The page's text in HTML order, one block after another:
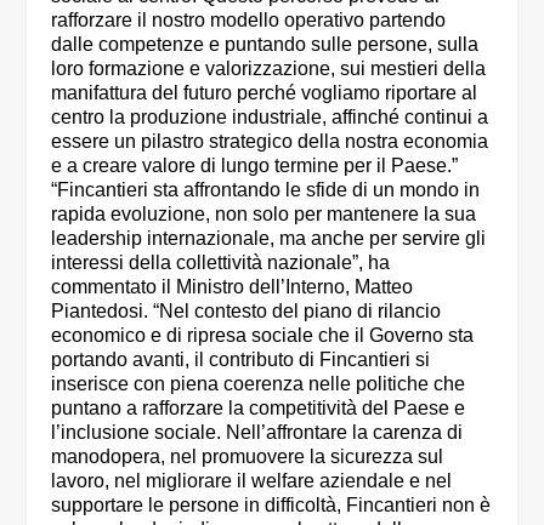
rafforzare il nostro modello operativo partendo
dalle competenze e puntando sulle persone, sulla
loro formazione e valorizzazione, sui mestieri della
manifattura del futuro perché vogliamo riportare al
centro la produzione industriale, affinché continui a
essere un pilastro strategico della nostra economia
e a creare valore di lungo termine per il Paese.”
“Fincantieri sta affrontando le sfide di un mondo in
rapida evoluzione, non solo per mantenere la sua
leadership internazionale, ma anche per servire gli
interessi della collettività nazionale”, ha
commentato il Ministro dell’Interno, Matteo
Piantedosi. “Nel contesto del piano di rilancio
economico e di ripresa sociale che il Governo sta
portando avanti, il contributo di Fincantieri si
inserisce con piena coerenza nelle politiche che
puntano a rafforzare la competitività del Paese e
l’inclusione sociale. Nell’affrontare la carenza di
manodopera, nel promuovere la sicurezza sul
lavoro, nel migliorare il welfare aziendale e nel
supportare le persone in difficoltà, Fincantieri non è